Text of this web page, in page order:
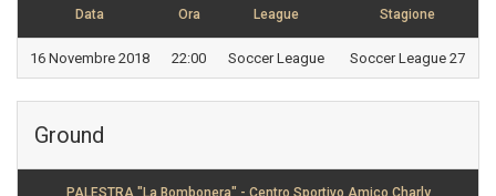
Data Ora League Stagione
16 Novembre 2018 22:00 Soccer League Soccer League 27
Ground
PALESTRA "La Bombonera" - Centro Sportivo Amico Charly